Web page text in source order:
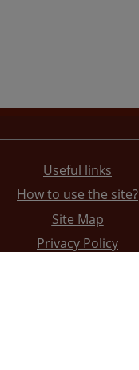
Useful links
How to use the site?
Site Map
Privacy Policy